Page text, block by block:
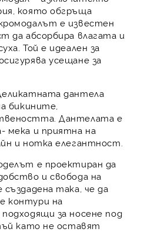
която обгръща
е известен
да абсорбира влагата и
Той е идеален за
усещане за
дантела
бикините,
Дантелата е
мека и приятна на
и нотка елегантност.
е проектиран да
и свобода на
така, че да
контури на
за носене под
като не оставят